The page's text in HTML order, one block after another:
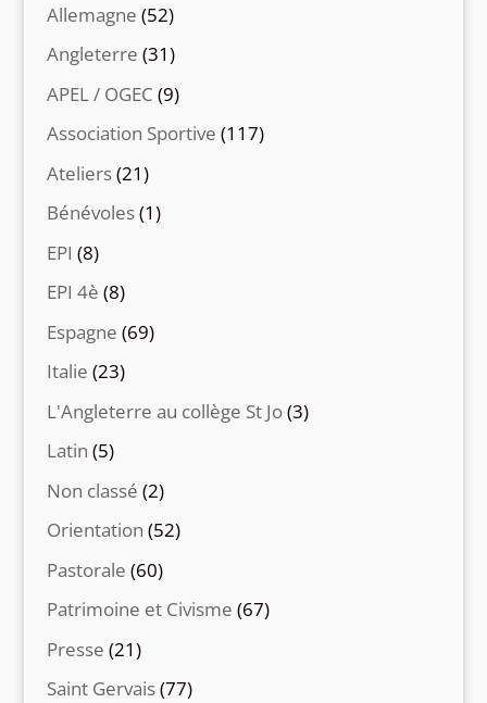
Allemagne (52)
Angleterre (31)
APEL / OGEC (9)
Association Sportive (117)
Ateliers(21)
Bénévoles(1)
EPI (8)
EPI 4è (8)
Espagne (69)
Italie (23)
L'Angleterre au collège St Jo(3)
Latin (5)
Non classé (2)
Orientation (52)
Pastorale (60)
Patrimoine et Civisme (67)
Presse (21)
Saint Gervais(77)